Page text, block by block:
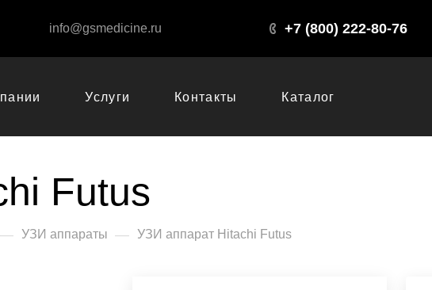
info@gsmedicine.ru +7 (800) 222-80-76
Услуги Контакты Каталог
Futus
— УЗИ аппараты — УЗИ аппарат Hitachi Futus